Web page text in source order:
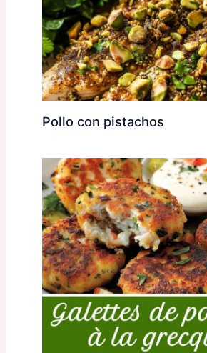
Pollo con pistachos